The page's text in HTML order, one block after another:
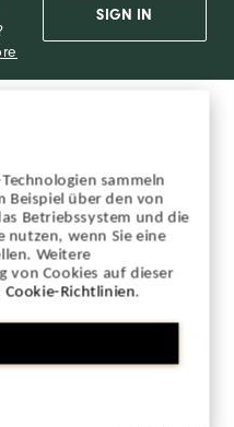
sammeln
Beispiel über den von
Betriebssystem und die
nutzen, wenn Sie eine
Weitere
von Cookies auf dieser
Cookie-Richtlinien.
SIGN IN
and keep up to date
from FJ.
and agree to FootJoy’s